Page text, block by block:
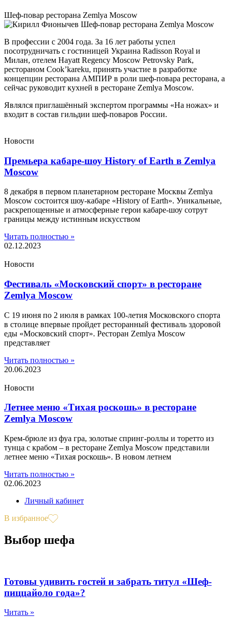
Шеф-повар ресторана Zemlya Moscow
В профессии с 2004 года. За 16 лет работы успел
посотрудничать с гостиницей Украина Radisson Royal и
Милан, отелем Hayatt Regency Moscow Petrovsky Park,
рестораном Cook’kareku, принять участие в разработке
концепции ресторана АМПИР в роли шеф-повара ресторана, а
сейчас руководит кухней в ресторане Zemlya Moscow.
Являлся приглашённый экспертом программы «На ножах» и
входит в состав гильдии шеф-поваров России.
Новости
Премьера кабаре-шоу History of Earth в Zemlya
Moscow
8 декабря в первом планетарном ресторане Москвы Zemlya
Moscow состоится шоу-кабаре «History of Earth». Уникальные,
раскрепощенные и атмосферные герои кабаре-шоу сотрут
границы между истинным искусством
Читать полностью »
02.12.2023
Новости
Фестиваль «Московский спорт» в ресторане
Zemlya Moscow
С 19 июня по 2 июля в рамках 100-летия Московского спорта
в столице впервые пройдет ресторанный фестиваль здоровой
еды «Московский спорт». Ресторан Zemlya Moscow
представляет
Читать полностью »
20.06.2023
Новости
Летнее меню «Тихая роскошь» в ресторане
Zemlya Moscow
Крем-брюле из фуа гра, золотые спринг-роллы и торетто из
тунца с крабом – в ресторане Zemlya Moscow представили
летнее меню «Тихая роскошь». В новом летнем
Читать полностью »
02.06.2023
Личный кабинет
В избранное
Выбор шефа
Готовы удивить гостей и забрать титул «Шеф-
пиццайоло года»?
Читать »